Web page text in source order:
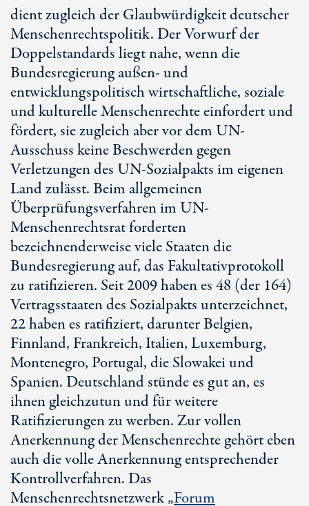
dient zugleich der Glaubwürdigkeit deutscher
Menschenrechtspolitik. Der Vorwurf der
Doppelstandards liegt nahe, wenn die
Bundesregierung außen- und
entwicklungspolitisch wirtschaftliche, soziale
und kulturelle Menschenrechte einfordert und
fördert, sie zugleich aber vor dem UN-
Ausschuss keine Beschwerden gegen
Verletzungen des UN-Sozialpakts im eigenen
Land zulässt. Beim allgemeinen
Überprüfungsverfahren im UN-
Menschenrechtsrat forderten
bezeichnenderweise viele Staaten die
Bundesregierung auf, das Fakultativprotokoll
zu ratifizieren. Seit 2009 haben es 48 (der 164)
Vertragsstaaten des Sozialpakts unterzeichnet,
22 haben es ratifiziert, darunter Belgien,
Finnland, Frankreich, Italien, Luxemburg,
Montenegro, Portugal, die Slowakei und
Spanien. Deutschland stünde es gut an, es
ihnen gleichzutun und für weitere
Ratifizierungen zu werben. Zur vollen
Anerkennung der Menschenrechte gehört eben
auch die volle Anerkennung entsprechender
Kontrollverfahren. Das
Menschenrechtsnetzwerk „Forum